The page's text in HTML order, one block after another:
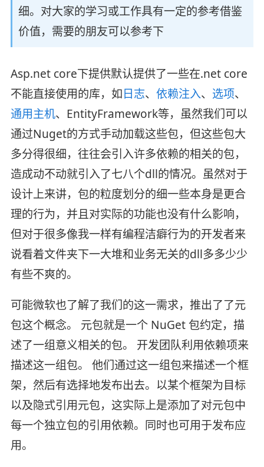
细。对大家的学习或工作具有一定的参考借鉴
价值，需要的朋友可以参考下
Asp.net core下提供默认提供了一些在.net core
不能直接使用的库，如日志、 依赖注入、 选项、
通用主机、EntityFramework等，虽然我们可以
通过Nuget的方式手动加载这些包，但这些包大
多分得很细，往往会引入许多依赖的相关的包，
造成动不动就引入了七八个dll的情况。虽然对于
设计上来讲，包的粒度划分的细一些本身是更合
理的行为，并且对实际的功能也没有什么影响，
但对于很多像我一样有编程洁癖行为的开发者来
说看着文件夹下一大堆和业务无关的dll多多少少
有些不爽的。
可能微软也了解了我们的这一需求，推出了了元
包这个概念。 元包就是一个 NuGet 包约定，描
述了一组意义相关的包。 开发团队利用依赖项来
描述这一组包。 他们通过这一组包来描述一个框
架，然后有选择地发布出去。以某个框架为目标
以及隐式引用元包，这实际上是添加了对元包中
每一个独立包的引用依赖。同时也可用于发布应
用。